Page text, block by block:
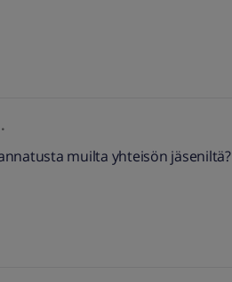
muilta yhteisön jäseniltä?